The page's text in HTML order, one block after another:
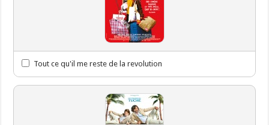
Tout ce qu'il me reste de la revolution